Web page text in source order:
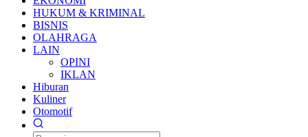
HUKUM & KRIMINAL
BISNIS
OLAHRAGA
LAIN
OPINI
IKLAN
Hiburan
Kuliner
Otomotif